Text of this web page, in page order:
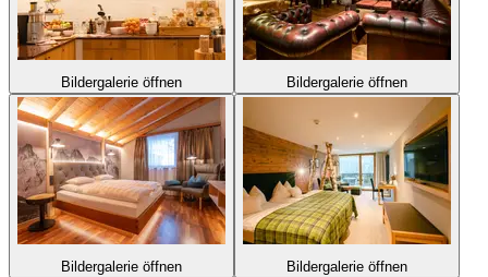
Bildergalerie öffnen Bildergalerie öffnen
Bildergalerie öffnen
Bildergalerie öffnen